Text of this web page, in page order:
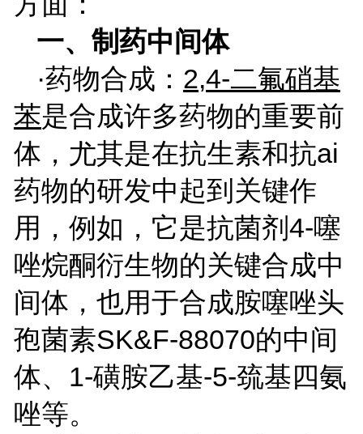
一、制药中间体
·药物合成： 2,4-二氟硝基
苯是合成许多药物的重要前
体，尤其是在抗生素和抗ai
药物的研发中起到关键作
用，例如，它是抗菌剂4-噻
唑烷酮衍生物的关键合成中
间体，也用于合成胺噻唑头
孢菌素SK&F-88070的中间
体、 1-磺胺乙基-5-巯基四氨
唑等。